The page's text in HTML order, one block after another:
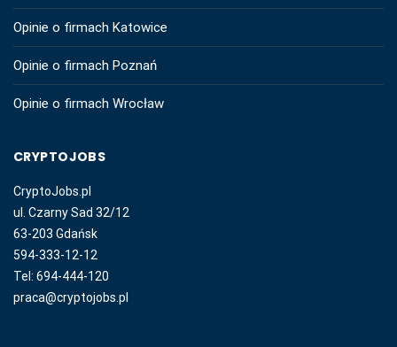
Opinie o firmach Katowice
Opinie o firmach Poznań
Opinie o firmach Wrocław
CRYPTOJOBS
CryptoJobs.pl
ul. Czarny Sad 32/12
63-203 Gdańsk
594-333-12-12
Tel: 694-444-120
praca@cryptojobs.pl